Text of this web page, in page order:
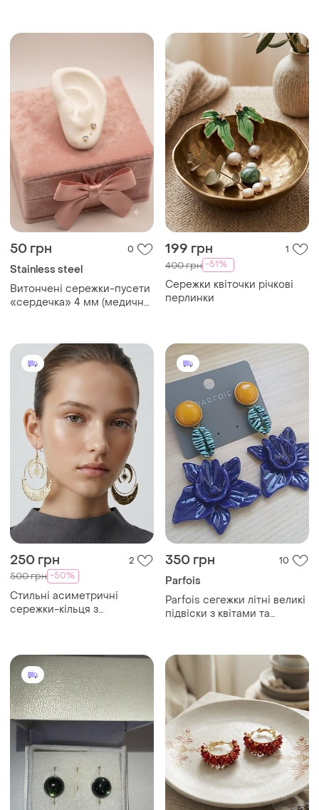
50 грн 0
Stainless steel
Витончені сережки-пусети
«сердечка» 4 мм (медична
199 грн 1
400 грн -51%
Сережки квіточки річкові
перлинки
250 грн 2
500 грн -50%
Стильні асиметричні
сережки-кільця з
350 грн 10
Parfois
Parfois сегежки літні великі
підвіски з квітами та